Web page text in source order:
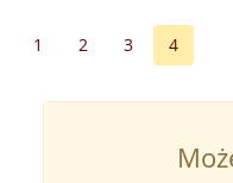
1 2 3 4